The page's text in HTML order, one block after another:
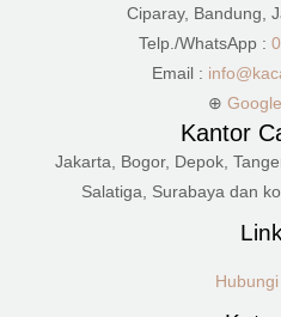
Ciparay, Bandung,
Telp./WhatsApp :
Email :
⊕
Kantor
Jakarta, Bogor, Depok,
Salatiga, Surabaya dan